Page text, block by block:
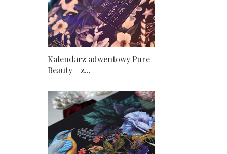
Kalendarz adwentowy Pure
Beauty - z...